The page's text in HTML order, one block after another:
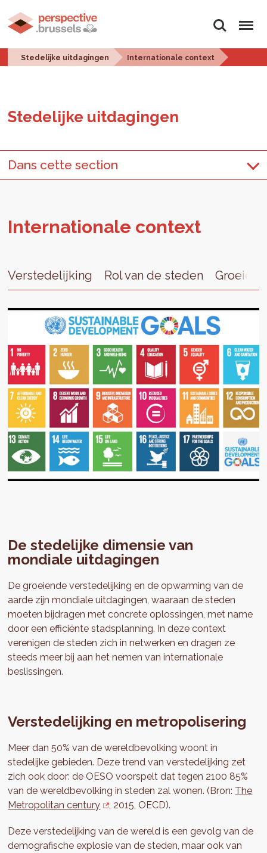
Zoeken Menu
Stedelijke uitdagingen Internationale context
Ste­de­lij­ke uit­da­gin­gen
Dans cette section
In­ter­na­ti­o­na­le con­text
Verstedelijking Rol van de steden
De stedelijke dimensie van
mondiale uitdagingen
De groeiende verstedelijking en de opwarming van de
aarde zijn mondiale uitdagingen, waaraan de steden
moeten bijdragen met concrete oplossingen, met name
door een efficiënte stadsplanning. In deze context
verenigen de steden zich in netwerken en dragen ze
steeds meer bij aan het nemen van internationale
beslissingen.
Verstedelijking en metropolisering
Meer dan 50% van de wereldbevolking woont in
stedelijke gebieden. Deze trend van verstedelijking zet
zich ook door: de OESO voorspelt dat tegen 2100 85%
van de wereldbevolking in steden zal wonen. (Bron: The
Metropolitan century
, 2015, OECD).
Deze verstedelijking van de wereld is een gevolg van de
demografische explosie van de steden, maar ook van